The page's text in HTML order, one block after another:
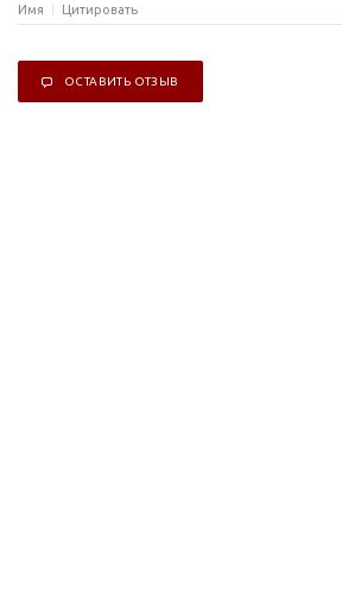
Имя Цитировать
ОСТАВИТЬ ОТЗЫВ